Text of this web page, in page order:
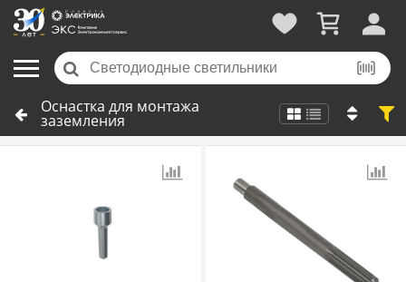
Оснастка для монтажа
заземления